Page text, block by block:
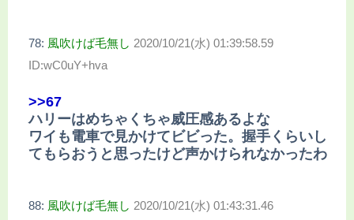
78: 風吹けば毛無し 2020/10/21(水) 01:39:58.59
ID:wC0uY+hva
>>67
ハリーはめちゃくちゃ威圧感あるよな
ワイも電車で見かけてビビった。握手くらいし
てもらおうと思ったけど声かけられなかったわ
88: 風吹けば毛無し 2020/10/21(水) 01:43:31.46